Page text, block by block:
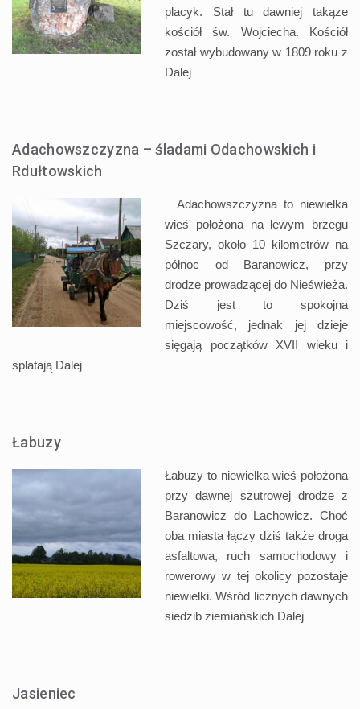
placyk. Stał tu dawniej takąze
kościół św. Wojciecha. Kościół
został wybudowany w 1809 roku z
Dalej
Adachowszczyzna – śladami Odachowskich i
Rdułtowskich
Adachowszczyzna to niewielka
wieś położona na lewym brzegu
Szczary, około 10 kilometrów na
północ od Baranowicz, przy
drodze prowadzącej do Nieświeża.
Dziś jest to spokojna
miejscowość, jednak jej dzieje
sięgają początków XVII wieku i
splatają Dalej
Łabuzy
Łabuzy to niewielka wieś położona
przy dawnej szutrowej drodze z
Baranowicz do Lachowicz. Choć
oba miasta łączy dziś także droga
asfaltowa, ruch samochodowy i
rowerowy w tej okolicy pozostaje
niewielki. Wśród licznych dawnych
siedzib ziemiańskich Dalej
Jasieniec